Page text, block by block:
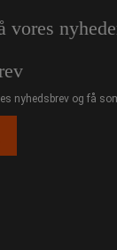
vores
nyhedsbrev og få